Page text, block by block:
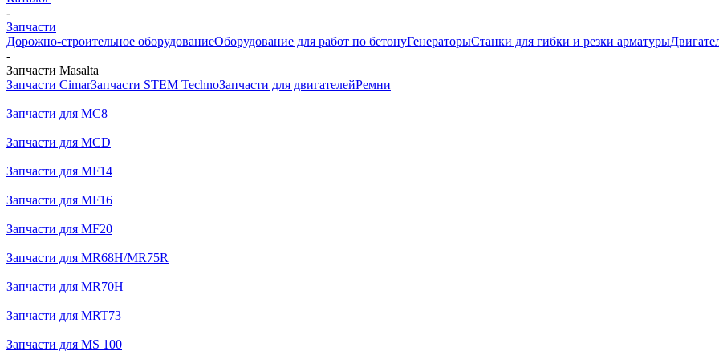
-
Запчасти
Дорожно-строительное оборудованиеОборудование для работ по бетонуГенераторыСтанки для гибки и резки арматуры
-
Запчасти Masalta
Запчасти CimarЗапчасти STEM TechnoЗапчасти для двигателейРемни
Запчасти для MC8
Запчасти для MCD
Запчасти для MF14
Запчасти для MF16
Запчасти для MF20
Запчасти для MR68H/MR75R
Запчасти для MR70H
Запчасти для MRT73
Запчасти для MS 100